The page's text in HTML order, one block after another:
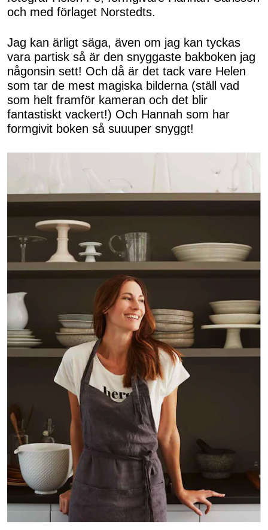
och med förlaget Norstedts.
Jag kan ärligt säga, även om jag kan tyckas
vara partisk så är den snyggaste bakboken jag
någonsin sett! Och då är det tack vare Helen
som tar de mest magiska bilderna (ställ vad
som helt framför kameran och det blir
fantastiskt vackert!) Och Hannah som har
formgivit boken så suuuper snyggt!